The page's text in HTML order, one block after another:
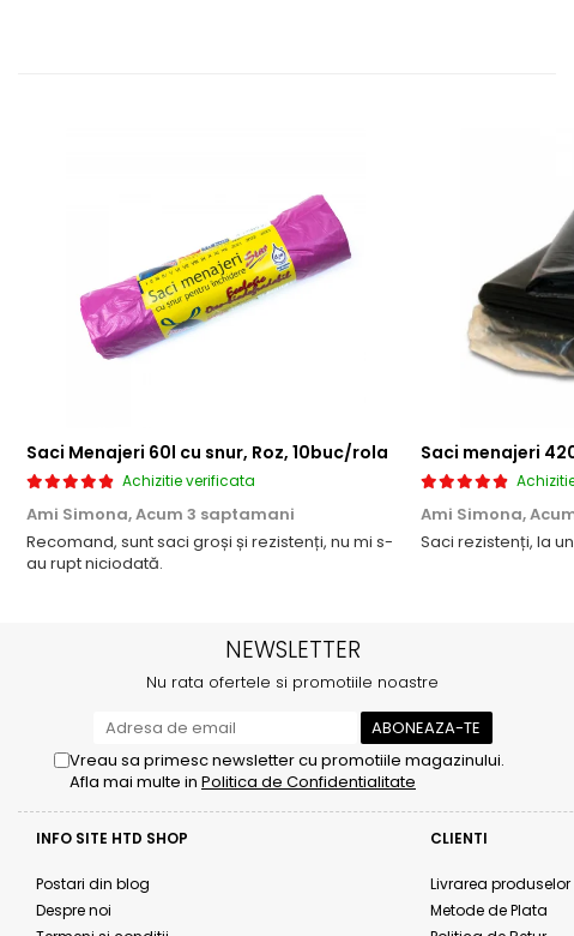
Saci Menajeri 60l cu snur, Roz, 10buc/rola
Achizitie verificata
Ami Simona,Acum 3 saptamani
Recomand, sunt saci groși și rezistenți, nu mi s-
au rupt niciodată.
Saci menajeri
Ami Simona,
Saci rezistenți, la
NEWSLETTER
Nu rata ofertele si promotiile noastre
Vreau sa primesc newsletter cu promotiile magazinului.
Afla mai multe in Politica de Confidentialitate
INFO SITE HTD SHOP
Postari din blog
Despre noi
CLIENTI
Livrarea produselor
Metode de Plata